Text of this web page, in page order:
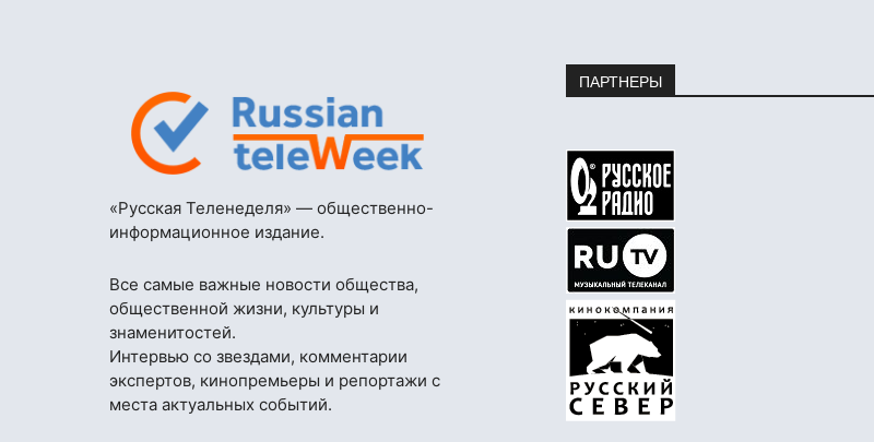
«Русская Теленеделя» — общественно-
информационное издание.
Все самые важные новости общества,
общественной жизни, культуры и
знаменитостей.
Интервью со звездами, комментарии
экспертов, кинопремьеры и репортажи с
места актуальных событий.
ПАРТНЕРЫ